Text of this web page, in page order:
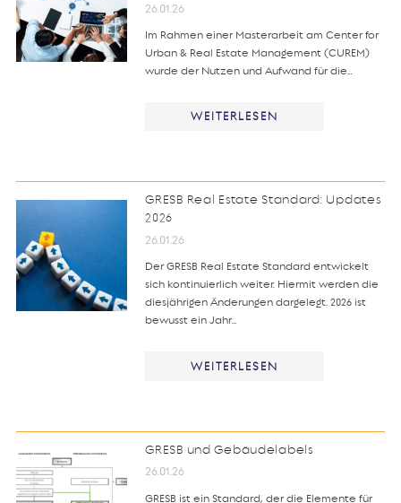
26.01.26
Im Rahmen einer Masterarbeit am Center for
Urban & Real Estate Management (CUREM)
wurde der Nutzen und Aufwand für die…
WEITERLESEN
GRESB Real Estate Standard: Updates
2026
26.01.26
Der GRESB Real Estate Standard entwickelt
sich kontinuierlich weiter. Hiermit werden die
diesjährigen Änderungen dargelegt. 2026 ist
bewusst ein Jahr…
WEITERLESEN
GRESB und Gebäudelabels
26.01.26
GRESB ist ein Standard, der die Elemente für